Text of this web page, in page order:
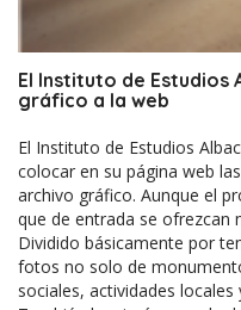
El Instituto de Estudios
gráfico a la web
El Instituto de Estudios
colocar en su página web
archivo gráfico. Aunque el
que de entrada se ofrezcan
Dividido básicamente por
fotos no solo de
sociales, actividades